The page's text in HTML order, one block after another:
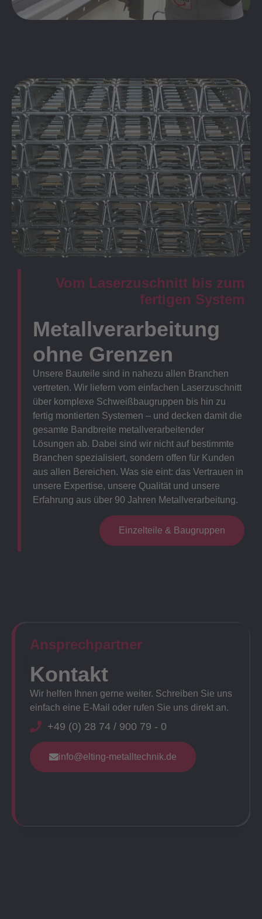
Vom Laserzuschnitt bis zum
fertigen System
Metallverarbeitung
ohne Grenzen
Unsere Bauteile sind in nahezu allen Branchen
vertreten. Wir liefern vom einfachen Laserzuschnitt
über komplexe Schweißbaugruppen bis hin zu
fertig montierten Systemen – und decken damit die
gesamte Bandbreite metallverarbeitender
Lösungen ab. Dabei sind wir nicht auf bestimmte
Branchen spezialisiert, sondern offen für Kunden
aus allen Bereichen. Was sie eint: das Vertrauen in
unsere Expertise, unsere Qualität und unsere
Erfahrung aus über 90 Jahren Metallverarbeitung.
Einzelteile & Baugruppen
Ansprechpartner​
Kontakt
Wir helfen Ihnen gerne weiter. Schreiben Sie uns
einfach eine E-Mail oder rufen Sie uns direkt an.
+49 (0) 28 74 / 900 79 - 0
info@elting-metalltechnik.de